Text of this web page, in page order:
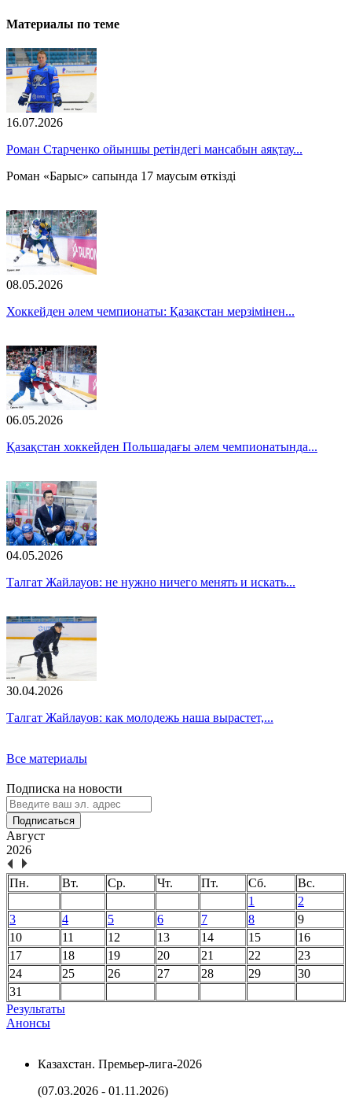
Материалы по теме
16.07.2026
Роман Старченко ойыншы ретіндегі мансабын аяқтау...
Роман «Барыс» сапында 17 маусым өткізді
08.05.2026
Хоккейден әлем чемпионаты: Қазақстан мерзімінен...
06.05.2026
Қазақстан хоккейден Польшадағы әлем чемпионатында...
04.05.2026
Талгат Жайлауов: не нужно ничего менять и искать...
30.04.2026
Талгат Жайлауов: как молодежь наша вырастет,...
Все материалы
Подписка на новости
Подписаться
Август
2026
Пн. Вт. Ср. Чт. Пт. Сб.
Вс.
1
2
3
4 5 6 7 8
9
10
11 12 13 14 15
16
17
18 19 20 21 22
23
24
25 26 27 28 29
30
31
Результаты
Анонсы
Казахстан. Премьер-лига-2026
(07.03.2026 - 01.11.2026)